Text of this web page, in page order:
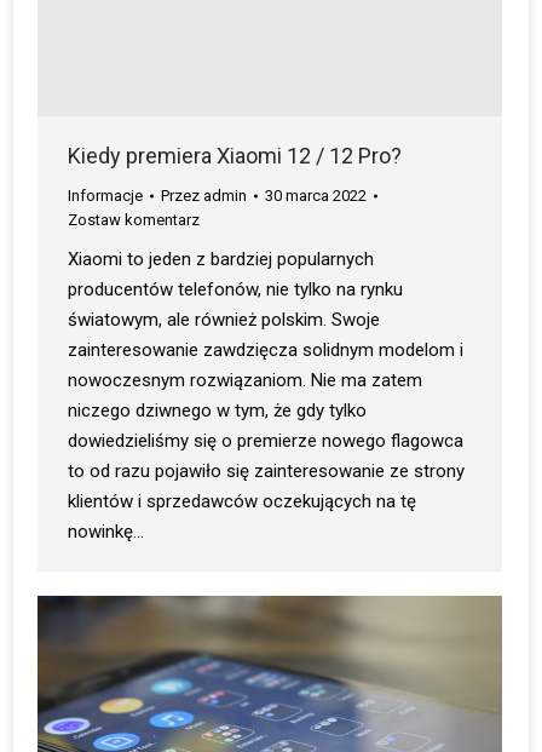
Kiedy premiera Xiaomi 12 / 12 Pro?
Informacje Przez admin
30 marca 2022
Zostaw komentarz
Xiaomi to jeden z bardziej popularnych
producentów telefonów, nie tylko na rynku
światowym, ale również polskim. Swoje
zainteresowanie zawdzięcza solidnym modelom i
nowoczesnym rozwiązaniom. Nie ma zatem
niczego dziwnego w tym, że gdy tylko
dowiedzieliśmy się o premierze nowego flagowca
to od razu pojawiło się zainteresowanie ze strony
klientów i sprzedawców oczekujących na tę
nowinkę…